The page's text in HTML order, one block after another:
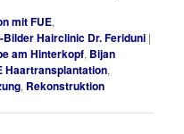
mit FUE,
Hairclinic Dr. Feriduni |
am Hinterkopf, Bijan
Haartransplantation,
, Rekonstruktion